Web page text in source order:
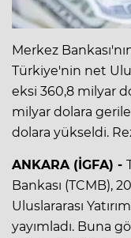
Merkez
Türkiye'nin net
eksi 360,8 milyar
milyar dolara
dolara yükseldi.
ANKARA (İGFA) -
Bankası (TCMB),
Uluslararası
yayımladı. Buna